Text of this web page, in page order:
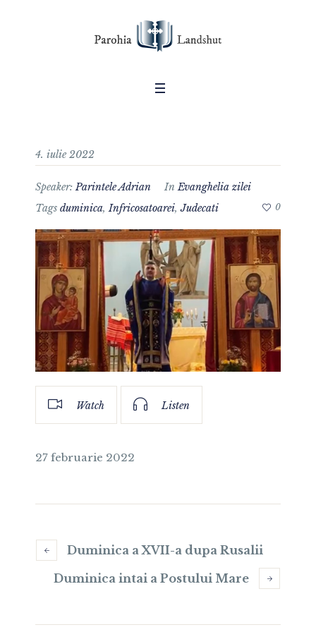
4. iulie 2022
Speaker:Parintele Adrian InEvanghelia zilei
Tags duminica,Infricosatoarei,Judecati 0
Watch Listen
27 februarie 2022
Duminica a XVII-a dupa Rusalii
Duminica intai a Postului Mare